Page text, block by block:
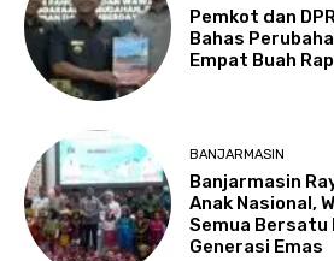
Pemkot dan
Bahas
Empat Buah
BANJARMASIN
Banjarmasin
Anak Nasional,
Semua Bersatu
Generasi Emas